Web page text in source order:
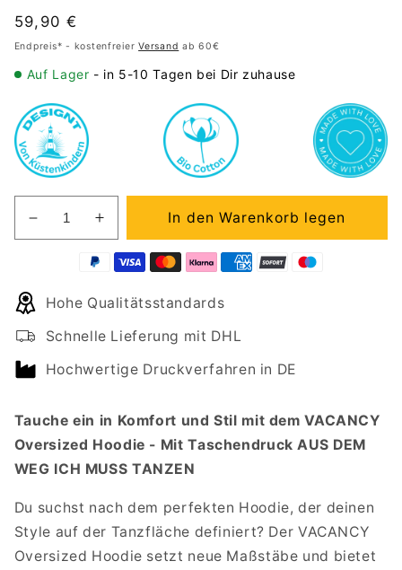
Normaler
Preis
59,90 €
Endpreis* - kostenfreierVersand ab 60€
Auf Lager - in 5-10 Tagen bei Dir zuhause
Verringere
die
VACANCY
Hoodie
-
Mit
AUS
DEM
WEG
MUSS
TANZEN
Erhöhe
die
Menge
VACANCY
Hoodie
-
AUS
DEM
WEG
MUSS
TANZEN
In den Warenkorb legen
Hohe Qualitätsstandards
Schnelle Lieferung mit DHL
Hochwertige Druckverfahren in DE
Tauche ein in Komfort und Stil mit dem VACANCY
Oversized Hoodie - Mit Taschendruck AUS DEM
WEG ICH MUSS TANZEN
Du suchst nach dem perfekten Hoodie, der deinen
Style auf der Tanzfläche definiert? Der VACANCY
Oversized Hoodie setzt neue Maßstäbe und bietet